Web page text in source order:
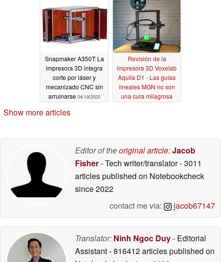
08/11/2025
Snapmaker A350T: La
impresora 3D integra
corte por láser y
mecanizado CNC sin
arruinarse 04/19/2025
Revisión de la
impresora 3D Voxelab
Aquila D1 - Las guías
lineales MGN no son
una cura milagrosa
Show more articles
Editor of theoriginal article:Jacob
Fisher- Tech writer/translator- 3011
articles published on Notebookcheck
since 2022
contact me via:
jacob67147
Translator: Ninh Ngoc Duy- Editorial
Assistant- 816412 articles published on